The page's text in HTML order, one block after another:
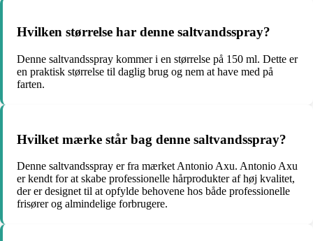
Hvilken størrelse har denne saltvandsspray?
Denne saltvandsspray kommer i en størrelse på 150 ml. Dette er
en praktisk størrelse til daglig brug og nem at have med på
farten.
Hvilket mærke står bag denne saltvandsspray?
Denne saltvandsspray er fra mærket Antonio Axu. Antonio Axu
er kendt for at skabe professionelle hårprodukter af høj kvalitet,
der er designet til at opfylde behovene hos både professionelle
frisører og almindelige forbrugere.